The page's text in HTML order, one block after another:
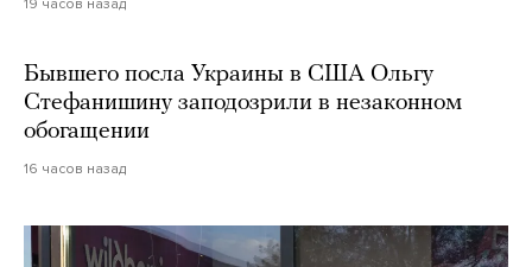
19 часов назад
Бывшего посла Украины в США Ольгу
Стефанишину заподозрили в незаконном
обогащении
16 часов назад